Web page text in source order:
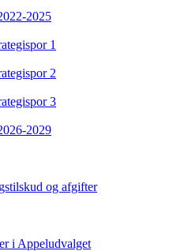
2025
1
2
3
2029
og afgifter
i Appeludvalget